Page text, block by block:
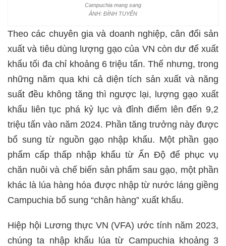
Campuchia mang sang
ẢNH: ĐÌNH TUYỂN
Theo các chuyên gia và doanh nghiệp, cân đối sản
xuất và tiêu dùng lượng gạo của VN còn dư để xuất
khẩu tối đa chỉ khoảng 6 triệu tấn. Thế nhưng, trong
những năm qua khi cả diện tích sản xuất và năng
suất đều không tăng thì ngược lại, lượng gạo xuất
khẩu liên tục phá kỷ lục và đỉnh điểm lên đến 9,2
triệu tấn vào năm 2024. Phần tăng trưởng này được
bổ sung từ nguồn gạo nhập khẩu. Một phần gạo
phẩm cấp thấp nhập khẩu từ Ấn Độ để phục vụ
chăn nuôi và chế biến sản phẩm sau gạo, một phần
khác là lúa hàng hóa được nhập từ nước láng giềng
Campuchia bổ sung “chân hàng” xuất khẩu.
Hiệp hội Lương thực VN (VFA) ước tính năm 2023,
chúng ta nhập khẩu lúa từ Campuchia khoảng 3